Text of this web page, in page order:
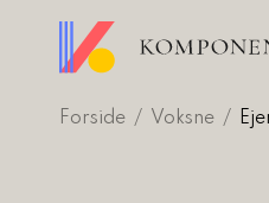
hovedindhold
Forside Voksne